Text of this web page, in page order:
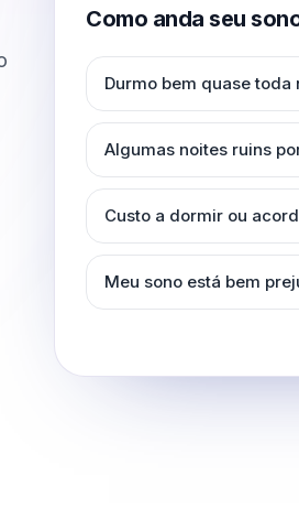
Como anda seu
Durmo bem quase toda
Algumas noites ruins
Custo a dormir ou
Meu sono está bem